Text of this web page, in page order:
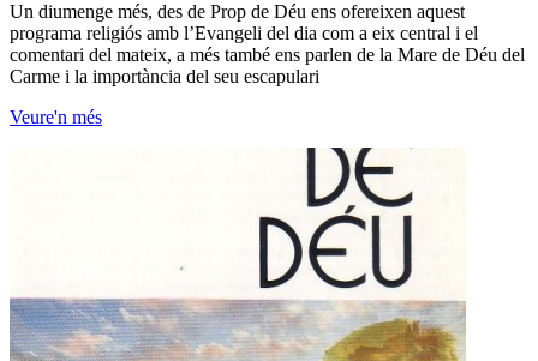
Un diumenge més, des de Prop de Déu ens ofereixen aquest
programa religiós amb l’Evangeli del dia com a eix central i el
comentari del mateix, a més també ens parlen de la Mare de Déu del
Carme i la importància del seu escapulari
Veure'n més